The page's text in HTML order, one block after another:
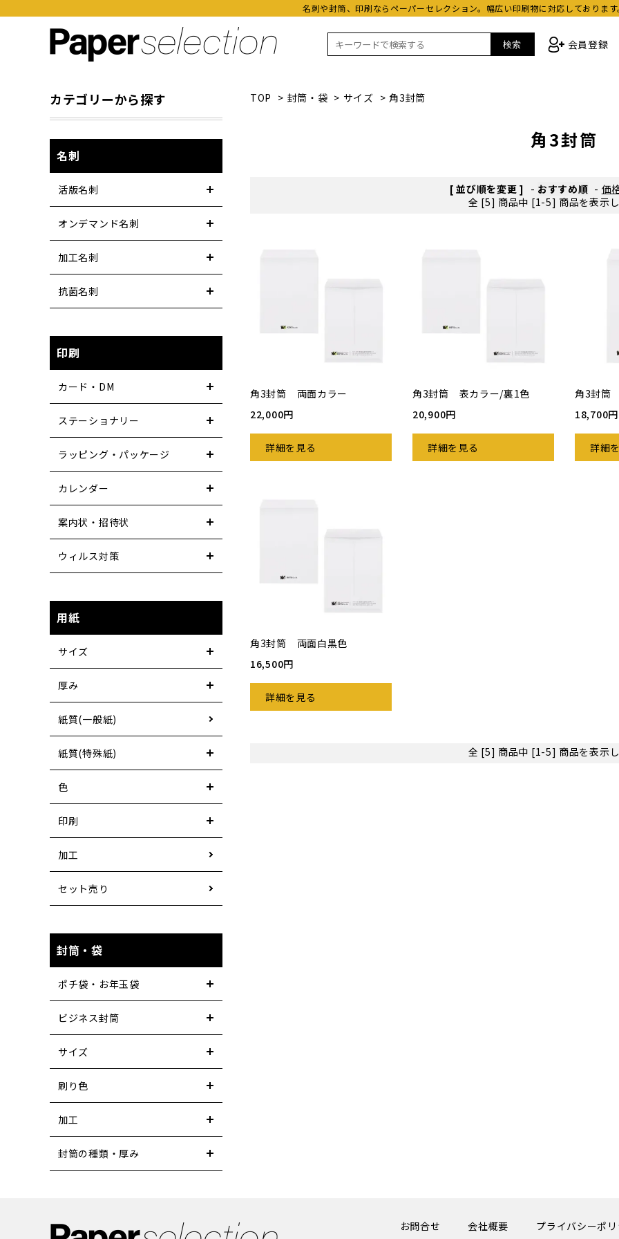
名刺や封筒、印刷ならペーパーセレクション。幅広い印刷物に対応しております
検索 会員登録
TOP > 封筒・袋 > サイズ > 角3封筒
角3封筒
[ 並び順を変更 ] - おすすめ順 - 価
全 [5] 商品中 [1-5] 商品を表示
角3封筒 両面カラー
22,000円
詳細を見る
角3封筒 表カラー/裏1色
20,900円
詳細を見る
角3封筒
18,700円
詳細
角3封筒 両面白黒色
16,500円
詳細を見る
全 [5] 商品中 [1-5] 商品を表示
カテゴリーから探す
名刺
活版名刺
オンデマンド名刺
加工名刺
抗菌名刺
印刷
カード・DM
ステーショナリー
ラッピング・パッケージ
カレンダー
案内状・招待状
ウィルス対策
用紙
サイズ
厚み
紙質(一般紙)
紙質(特殊紙)
色
印刷
加工
セット売り
封筒・袋
ポチ袋・お年玉袋
ビジネス封筒
サイズ
刷り色
加工
封筒の種類・厚み
お問合せ 会社概要 プライバシーポリ